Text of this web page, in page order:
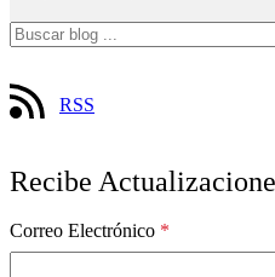
RSS
Recibe
Correo Electrónico *